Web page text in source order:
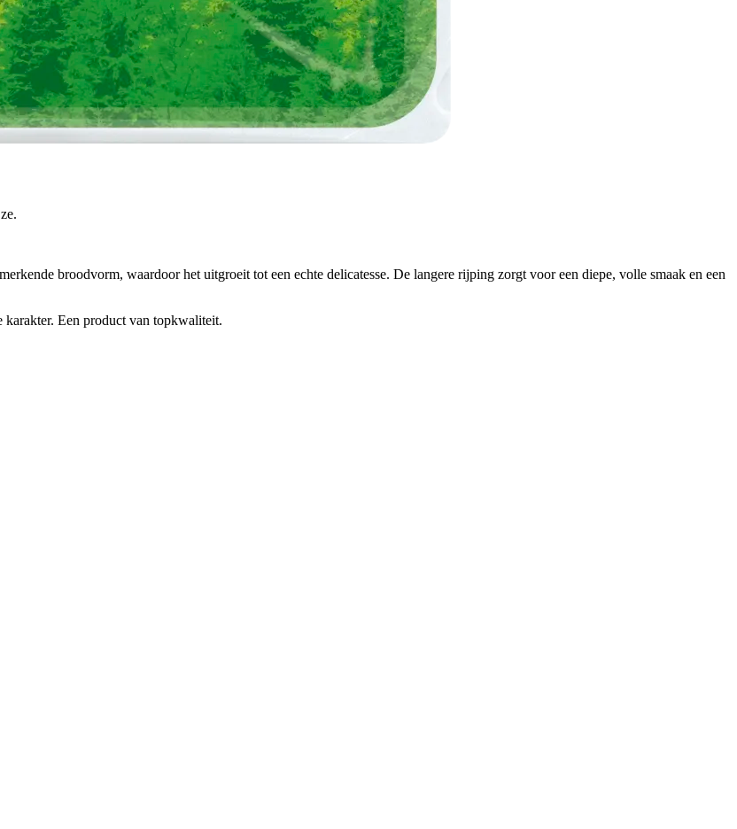
broodvorm, waardoor het uitgroeit tot een echte delicatesse. De langere rijping zorgt voor een diepe, volle smaak en een
Een product van topkwaliteit.